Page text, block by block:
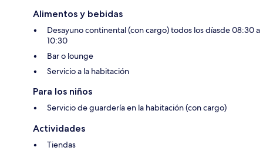
Alimentos y bebidas
Desayuno continental (con cargo) todos los díasde 08:30 a
10:30
Bar o lounge
Servicio a la habitación
Para los niños
Servicio de guardería en la habitación (con cargo)
Actividades
Tiendas